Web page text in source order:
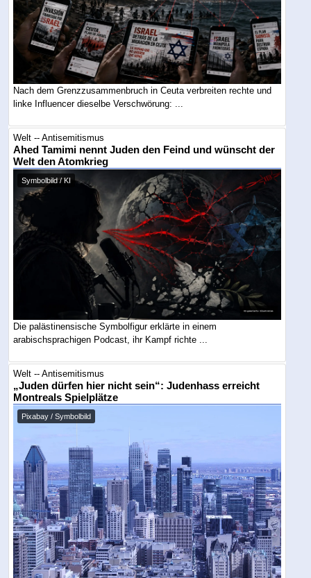
Nach dem Grenzzusammenbruch in Ceuta verbreiten rechte und
linke Influencer dieselbe Verschwörung: ...
Welt -- Antisemitismus
Ahed Tamimi nennt Juden den Feind und wünscht der
Welt den Atomkrieg
Symbolbild / KI
Die palästinensische Symbolfigur erklärte in einem
arabischsprachigen Podcast, ihr Kampf richte ...
Welt -- Antisemitismus
„Juden dürfen hier nicht sein“: Judenhass erreicht
Montreals Spielplätze
Pixabay / Symbolbild